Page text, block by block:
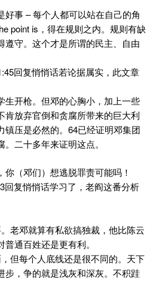
好事 – 每个人都可以站在自己的角
point is，得在规则之内。规则有缺
遵守。这个才是所谓的民主、自由
回复悄悄话若论据属实，此文章
生开枪。但邓的心胸小，加上一些
肯放弃官倒和贪腐所带来的巨大利
镇压是必然的。64已经证明邓集团
二十多年来证明这点。
（邓们）想逃脱罪责可能吗！
回复悄悄话学习了，老阎这番分析
老邓就算有私欲搞独裁，他比陈云
通百姓还是更有利。
但每个人底线还是很不同的。天下
步，争的就是浅灰和深灰。不积跬